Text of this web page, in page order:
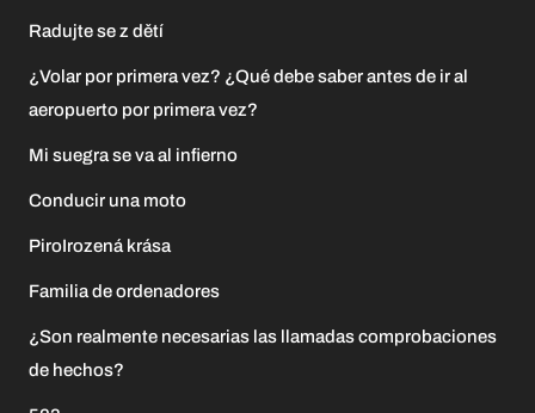
Radujte se z dětí
¿Volar por primera vez? ¿Qué debe saber antes de ir al
aeropuerto por primera vez?
Mi suegra se va al infierno
Conducir una moto
PiroIrozená krása
Familia de ordenadores
¿Son realmente necesarias las llamadas comprobaciones
de hechos?